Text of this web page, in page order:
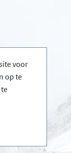
voor
op te